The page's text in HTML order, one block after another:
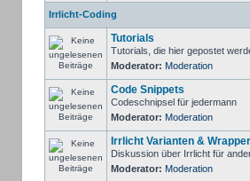
Irrlicht-Coding
Tutorials
Tutorials, die hier gepostet
Moderator: Moderation
Code Snippets
Codeschnipsel für jedermann
Moderator: Moderation
Irrlicht Varianten & Wrapper
Diskussion über Irrlicht für
Moderator: Moderation